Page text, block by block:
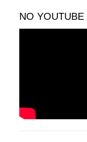
NO YOUTUBE